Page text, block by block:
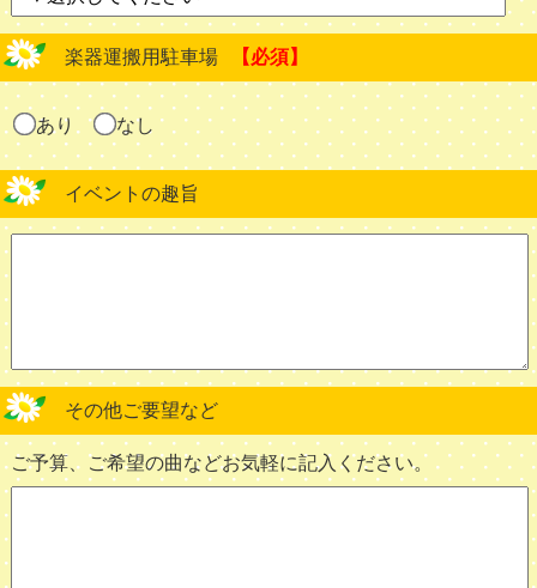
楽器運搬用駐車場 【必須】
あり なし
イベントの趣旨
その他ご要望など
ご予算、ご希望の曲などお気軽に記入ください。